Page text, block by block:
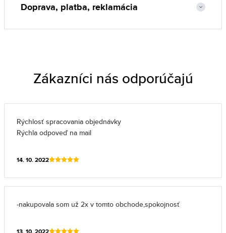
Doprava, platba, reklamácia
Zákazníci nás odporúčajú
Rýchlosť spracovania objednávky
Rýchla odpoveď na mail
14. 10. 2022
-nakupovala som už 2x v tomto obchode,spokojnosť